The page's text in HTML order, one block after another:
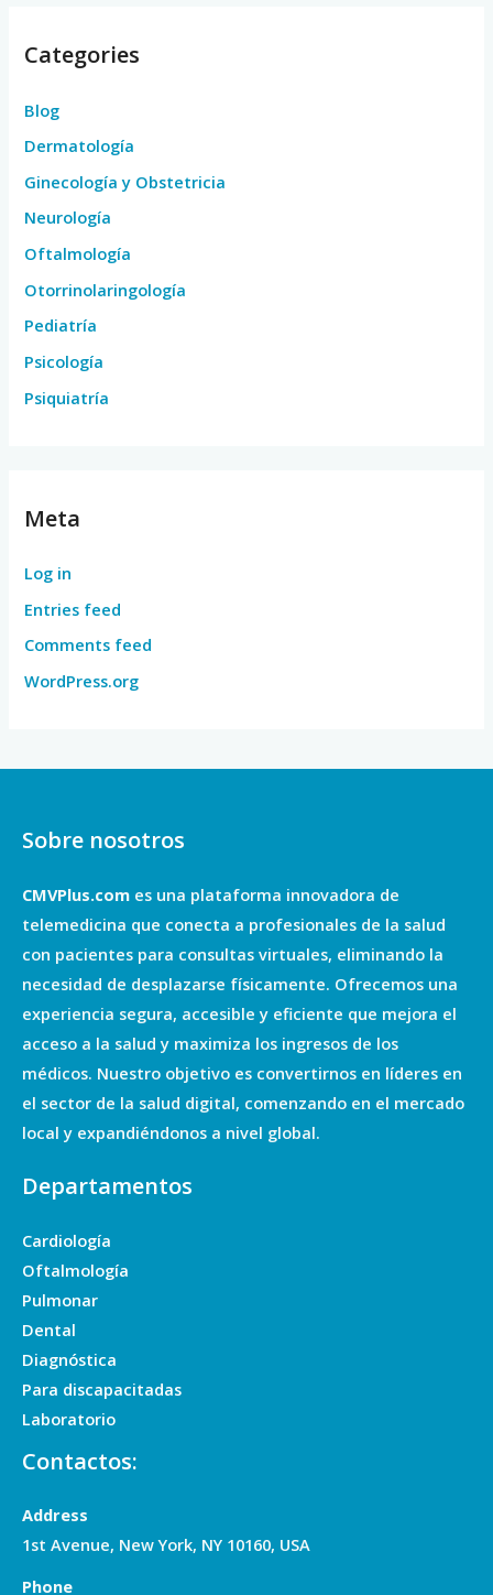
Categories
Blog
Dermatología
Ginecología y Obstetricia
Neurología
Oftalmología
Otorrinolaringología
Pediatría
Psicología
Psiquiatría
Meta
Log in
Entries feed
Comments feed
WordPress.org
Sobre nosotros
CMVPlus.com es una plataforma innovadora de
telemedicina que conecta a profesionales de la salud
con pacientes para consultas virtuales, eliminando la
necesidad de desplazarse físicamente. Ofrecemos una
experiencia segura, accesible y eficiente que mejora el
acceso a la salud y maximiza los ingresos de los
médicos. Nuestro objetivo es convertirnos en líderes en
el sector de la salud digital, comenzando en el mercado
local y expandiéndonos a nivel global.
Departamentos
Cardiología
Oftalmología
Pulmonar
Dental
Diagnóstica
Para discapacitadas
Laboratorio
Contactos:
Address
1st Avenue, New York, NY 10160, USA
Phone